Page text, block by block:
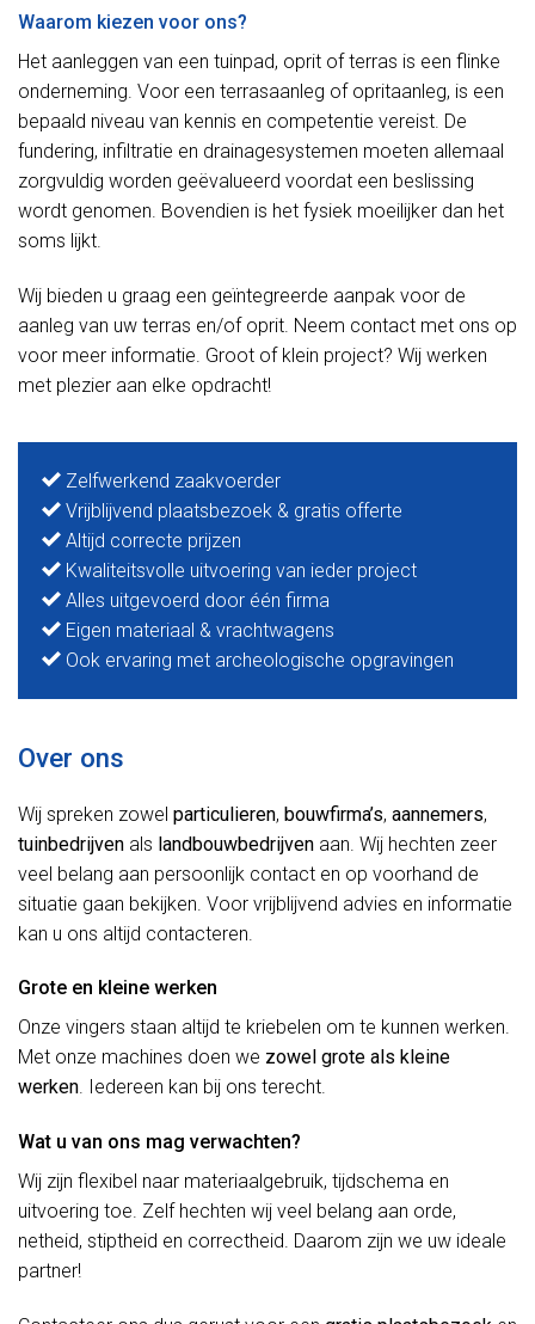
Waarom kiezen voor ons?
Het aanleggen van een tuinpad, oprit of terras is een flinke
onderneming. Voor een terrasaanleg of opritaanleg, is een
bepaald niveau van kennis en competentie vereist. De
fundering, infiltratie en drainagesystemen moeten allemaal
zorgvuldig worden geëvalueerd voordat een beslissing
wordt genomen. Bovendien is het fysiek moeilijker dan het
soms lijkt.
Wij bieden u graag een geïntegreerde aanpak voor de
aanleg van uw terras en/of oprit. Neem contact met ons op
voor meer informatie. Groot of klein project? Wij werken
met plezier aan elke opdracht!
Zelfwerkend zaakvoerder
Vrijblijvend plaatsbezoek & gratis offerte
Altijd correcte prijzen
Kwaliteitsvolle uitvoering van ieder project
Alles uitgevoerd door één firma
Eigen materiaal & vrachtwagens
Ook ervaring met archeologische opgravingen
Over ons
Wij spreken zowel particulieren, bouwfirma’s, aannemers,
tuinbedrijven als landbouwbedrijven aan. Wij hechten zeer
veel belang aan persoonlijk contact en op voorhand de
situatie gaan bekijken. Voor vrijblijvend advies en informatie
kan u ons altijd contacteren.
Grote en kleine werken
Onze vingers staan altijd te kriebelen om te kunnen werken.
Met onze machines doen we zowel grote als kleine
werken. Iedereen kan bij ons terecht.
Wat u van ons mag verwachten?
Wij zijn flexibel naar materiaalgebruik, tijdschema en
uitvoering toe. Zelf hechten wij veel belang aan orde,
netheid, stiptheid en correctheid. Daarom zijn we uw ideale
partner!